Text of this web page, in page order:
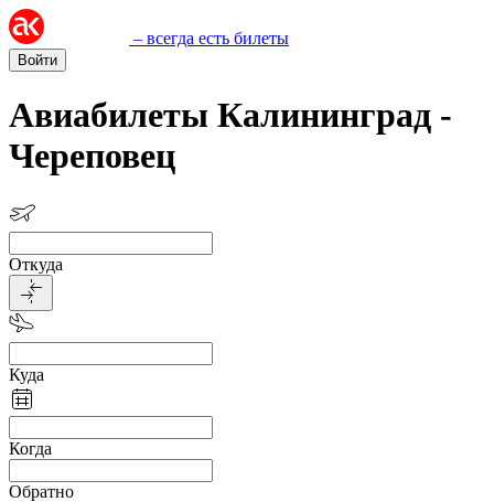
– всегда есть билеты
Войти
Авиабилеты Калининград -
Череповец
Откуда
Куда
Когда
Обратно